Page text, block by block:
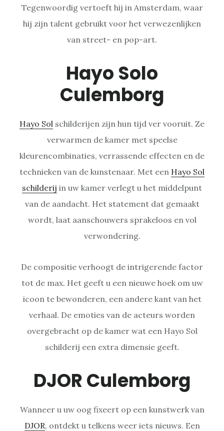
Tegenwoordig vertoeft hij in Amsterdam, waar
hij zijn talent gebruikt voor het verwezenlijken
van street- en pop-art.
Hayo Solo
Culemborg
Hayo Sol schilderijen zijn hun tijd ver vooruit. Ze
verwarmen de kamer met speelse
kleurencombinaties, verrassende effecten en de
technieken van de kunstenaar. Met een Hayo Sol
schilderij in uw kamer verlegt u het middelpunt
van de aandacht. Het statement dat gemaakt
wordt, laat aanschouwers sprakeloos en vol
verwondering.
De compositie verhoogt de intrigerende factor
tot de max. Het geeft u een nieuwe hoek om uw
icoon te bewonderen, een andere kant van het
verhaal. De emoties van de acteurs worden
overgebracht op de kamer wat een Hayo Sol
schilderij een extra dimensie geeft.
DJOR Culemborg
Wanneer u uw oog fixeert op een kunstwerk van
DJOR, ontdekt u telkens weer iets nieuws. Een